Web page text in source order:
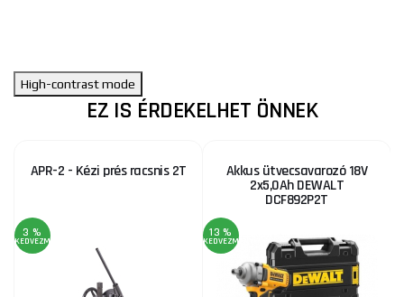
High-contrast mode
EZ IS ÉRDEKELHET ÖNNEK
APR-2 - Kézi prés racsnis 2T
3 %
KEDVEZMÉNY
Akkus ütvecsavarozó 18V
2x5,0Ah DEWALT
DCF892P2T
13 %
KEDVEZMÉNY